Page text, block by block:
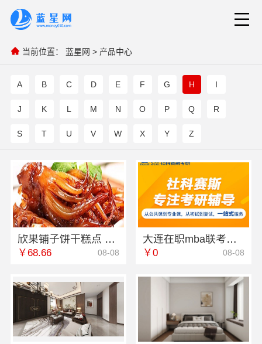
当前位置： 蓝星网 > 产品中心
A B C D E F G H I
J K L M N O P Q R
S T U V W X Y Z
欣果铺子饼干糕点 全国包邮货到付款
￥68.66 08-08
大连在职mba联考培训班推荐 社科赛斯MBA考研定制专业辅导规划
￥0 08-08